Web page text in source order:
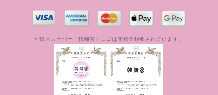
※ 韓国スーパー「韓離宮」ロゴは商標登録®されています。